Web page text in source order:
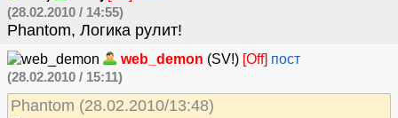
(28.02.2010 / 14:55)
Phantom, Логика рулит!
web_demon (SV!) [Off] пост
(28.02.2010 / 15:11)
Phantom (28.02.2010/13:48)